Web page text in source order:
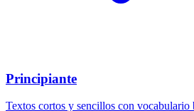
Principiante
Textos cortos y sencillos con vocabulario